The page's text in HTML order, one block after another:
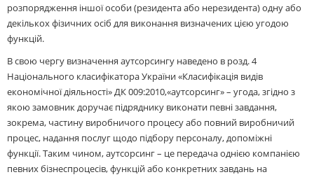
розпорядження іншої особи (резидента або нерезидента) одну або
декількох фізичних осіб для виконання визначених цією угодою
функцій.
В свою чергу визначення аутсорсингу наведено в розд. 4
Національного класифікатора України «Класифікація видів
економічної діяльності» ДК 009:2010,«аутсорсинг» – угода, згідно з
якою замовник доручає підряднику виконати певні завдання,
зокрема, частину виробничого процесу або повний виробничий
процес, надання послуг щодо підбору персоналу, допоміжні
функції. Таким чином, аутсорсинг – це передача однією компанією
певних бізнеспроцесів, функцій або конкретних завдань на